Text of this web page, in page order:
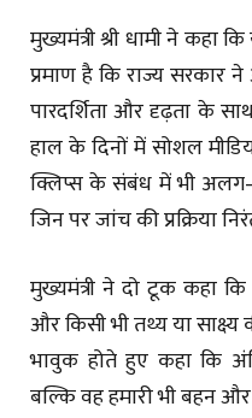
मुख्यमंत्री श्री धामी ने कहा
प्रमाण है कि राज्य
पारदर्शिता और दृढ़ता के
हाल के दिनों में सोशल
क्लिप्स के संबंध में भी
जिन पर जांच की प्रक्रिया
मुख्यमंत्री ने दो टूक कहा
और किसी भी तथ्य या
भावुक होते हुए कहा कि
बल्कि वह हमारी भी बहन और